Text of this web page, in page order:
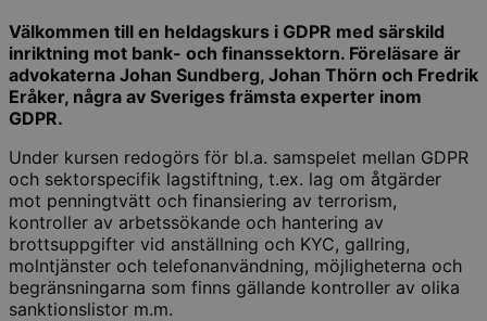
Välkommen till en heldagskurs i GDPR med särskild
inriktning mot bank- och finanssektorn. Föreläsare är
advokaterna Johan Sundberg, Johan Thörn och Fredrik
Eråker, några av Sveriges främsta experter inom
GDPR.
Under kursen redogörs för bl.a. samspelet mellan GDPR
och sektorspecifik lagstiftning, t.ex. lag om åtgärder
mot penningtvätt och finansiering av terrorism,
kontroller av arbetssökande och hantering av
brottsuppgifter vid anställning och KYC, gallring,
molntjänster och telefonanvändning, möjligheterna och
begränsningarna som finns gällande kontroller av olika
sanktionslistor m.m.